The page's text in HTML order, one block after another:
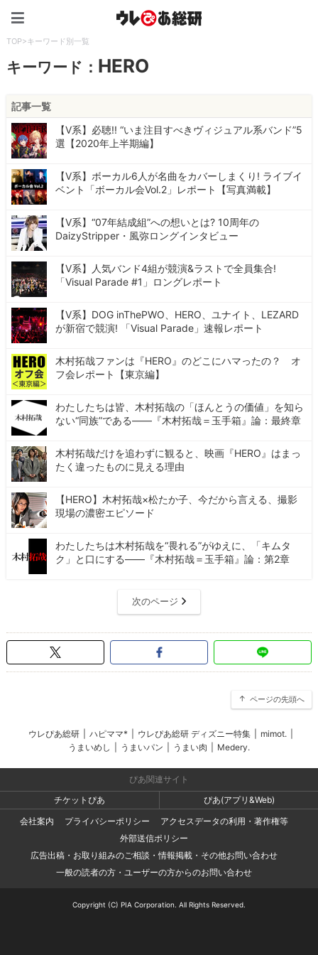
TOP>キーワード別一覧
キーワード： HERO
記事一覧
【V系】必聴!! “いま注目すべきヴィジュアル系バンド”5
選【2020年上半期編】
【V系】ボーカル6人が名曲をカバーしまくり! ライブイ
ベント「ボーカル会Vol.2」レポート【写真満載】
【V系】“07年結成組”への想いとは? 10周年の
DaizyStripper・風弥ロングインタビュー
【V系】人気バンド4組が競演&ラストで全員集合!
「Visual Parade #1」ロングレポート
【V系】DOG inThePWO、HERO、ユナイト、LEZARD
が新宿で競演! 「Visual Parade」速報レポート
木村拓哉ファンは『HERO』のどこにハマったの？ オ
フ会レポート【東京編】
わたしたちは皆、木村拓哉の「ほんとうの価値」を知ら
ない“同族”である――『木村拓哉＝玉手箱』論：最終章
木村拓哉だけを追わずに観ると、映画『HERO』はまっ
たく違ったものに見える理由
【HERO】木村拓哉×松たか子、今だから言える、撮影
現場の濃密エピソード
わたしたちは木村拓哉を“畏れる”がゆえに、「キムタ
ク」と口にする――『木村拓哉＝玉手箱』論：第2章
次のページ
ページの先頭へ
ウレぴあ総研 ハピママ* ウレぴあ総研 ディズニー特集 mimot.
うまいめし
うまいパン うまい肉 Medery.
ぴあ関連サイト
チケットぴあ
ぴあ(アプリ&Web)
会社案内
プライバシーポリシー
アクセスデータの利用・著作権等
外部送信ポリシー
広告出稿・お取り組みのご相談・情報掲載・その他お問い合わせ
一般の読者の方・ユーザーの方からのお問い合わせ
Copyright (C) PIA Corporation. All Rights Reserved.